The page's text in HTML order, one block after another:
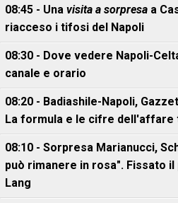
08:45 - Una visita a sorpresa a
riacceso i tifosi del Napoli
08:30 - Dove vedere Napoli-
canale e orario
08:20 - Badiashile-Napoli,
La formula e le cifre dell'affare
08:10 - Sorpresa Marianucci,
può rimanere in rosa". Fissato
Lang